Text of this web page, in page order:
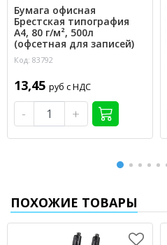
Бумага офисная
Брестская типография
А4, 80 г/м², 500л
(офсетная для записей)
Код: 83792
13,45 руб с НДС
- +
ПОХОЖИЕ ТОВАРЫ